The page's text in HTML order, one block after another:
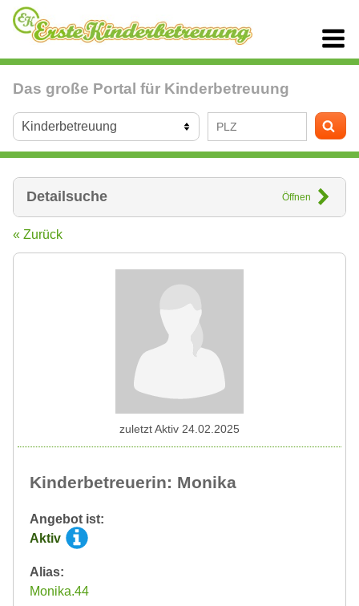
Das große Portal für Kinderbetreuung
Detailsuche Öffnen
« Zurück
Kinderbetreuerin: Monika
Angebot ist:
Aktiv
Alias:
Monika.44
zuletzt Aktiv 24.02.2025